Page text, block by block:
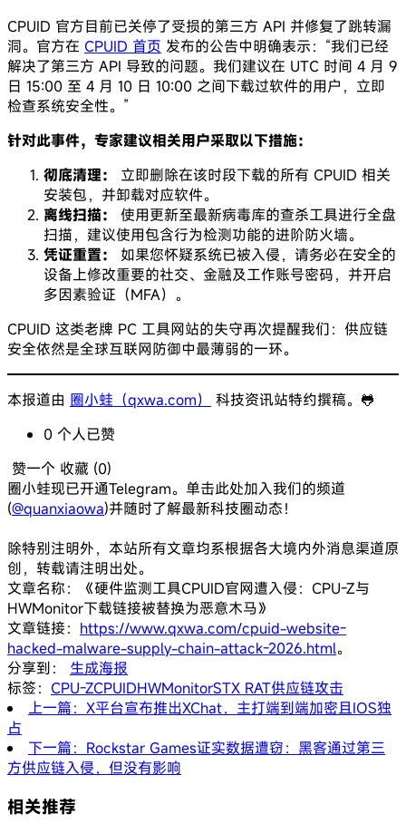
CPUID 官方目前已关停了受损的第三方 API 并修复了跳转漏
洞。官方在 CPUID 首页 发布的公告中明确表示：“我们已经
解决了第三方 API 导致的问题。我们建议在 UTC 时间 4 月 9
日 15:00 至 4 月 10 日 10:00 之间下载过软件的用户，立即
检查系统安全性。”
针对此事件，专家建议相关用户采取以下措施：
彻底清理：
立即删除在该时段下载的所有 CPUID 相关
安装包，并卸载对应软件。
离线扫描：
使用更新至最新病毒库的查杀工具进行全盘
扫描，建议使用包含行为检测功能的进阶防火墙。
凭证重置：
如果您怀疑系统已被入侵，请务必在安全的
设备上修改重要的社交、金融及工作账号密码，并开启
多因素验证（MFA）。
CPUID 这类老牌 PC 工具网站的失守再次提醒我们：供应链
安全依然是全球互联网防御中最薄弱的一环。
本报道由 圈小蛙（qxwa.com）
科技资讯站特约撰稿。🐸️
0 个人已赞
赞一个 收藏 (0)
圈小蛙现已开通Telegram。单击此处加入我们的频道
(@quanxiaowa)并随时了解最新科技圈动态！
除特别注明外，本站所有文章均系根据各大境内外消息渠道原
创，转载请注明出处。
文章名称：《硬件监测工具CPUID官网遭入侵：CPU-Z与
HWMonitor下载链接被替换为恶意木马》
文章链接： https://www.qxwa.com/cpuid-website-
hacked-malware-supply-chain-attack-2026.html。
分享到：
生成海报
标签： CPU-ZCPUIDHWMonitorSTX RAT供应链攻击
上一篇：X平台宣布推出XChat，主打端到端加密且IOS独
占
下一篇：Rockstar Games证实数据遭窃：黑客通过第三
方供应链入侵，但没有影响
相关推荐